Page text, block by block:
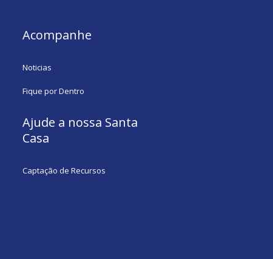
Acompanhe
Noticias
Fique por Dentro
Ajude a nossa Santa
Casa
Captação de Recursos